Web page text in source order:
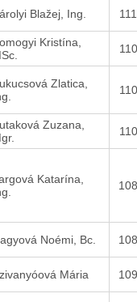
Blažej, Ing. 111
Kristína,
110
Zlatica,
110
Zuzana,
110
Katarína,
108
Noémi, Bc. 108
Mária 109